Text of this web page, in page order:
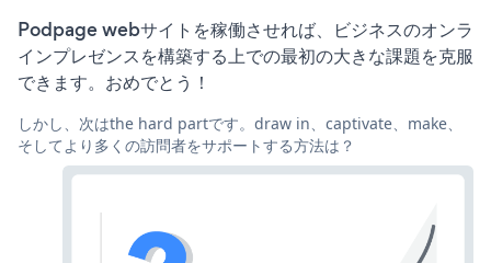
Podpage webサイトを稼働させれば、ビジネスのオンラ
インプレゼンスを構築する上での最初の大きな課題を克服
できます。おめでとう！
しかし、次はthe hard partです。draw in、captivate、make、
そしてより多くの訪問者をサポートする方法は？